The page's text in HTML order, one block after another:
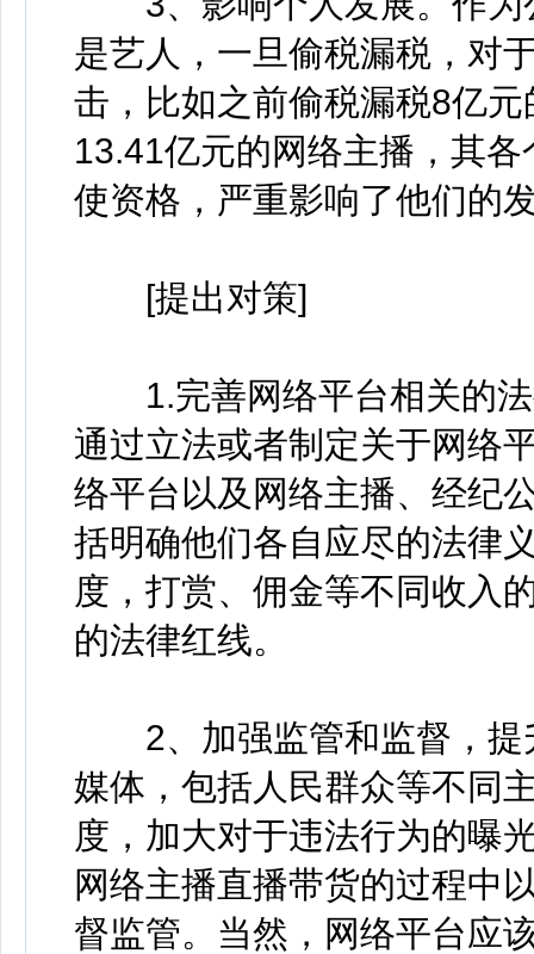
是艺人，一旦偷税漏税，对
击，比如之前偷税漏税8亿
13.41亿元的网络主播，其
使资格，严重影响了他们的
[提出对策]
1.完善网络平台相关的法
通过立法或者制定关于网络
络平台以及网络主播、经纪
括明确他们各自应尽的法律
度，打赏、佣金等不同收入
的法律红线。
2、加强监管和监督，提
媒体，包括人民群众等不同
度，加大对于违法行为的曝
网络主播直播带货的过程中
督监管。当然，网络平台应